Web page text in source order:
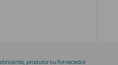
produtor ou fornecedor.